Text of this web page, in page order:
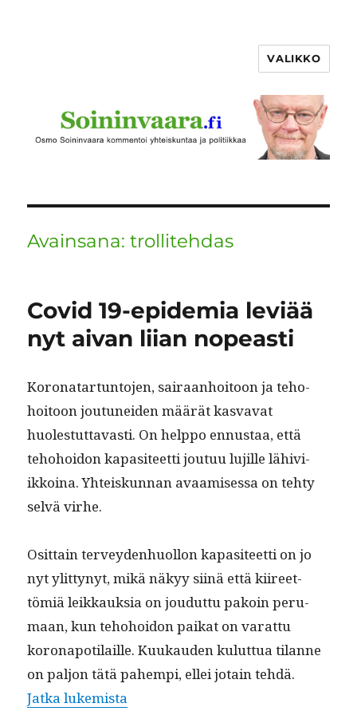
VALIKKO
Avainsana:trollitehdas
Covid 19-epidemia leviää
nyt aivan liian nopeasti
Koronatar­tun­to­jen, sairaan­hoitoon ja teho­
hoitoon joutunei­den määrät kas­va­vat
huolestut­tavasti. On help­po ennus­taa, että
teho­hoidon kap­a­siteet­ti joutuu lujille lähivi­
ikkoina. Yhteiskun­nan avaamises­sa on tehty
selvä virhe.
Osit­tain ter­vey­den­huol­lon kap­a­siteet­ti on jo
nyt ylit­tynyt, mikä näkyy siinä että kiireet­
tömiä leikkauk­sia on joudut­tu pakoin peru­
maan, kun teho­hoidon paikat on varat­tu
koron­apoti­laille. Kuukau­den kulut­tua tilanne
on paljon tätä pahempi, ellei jotain tehdä.
Jat­ka lukemista